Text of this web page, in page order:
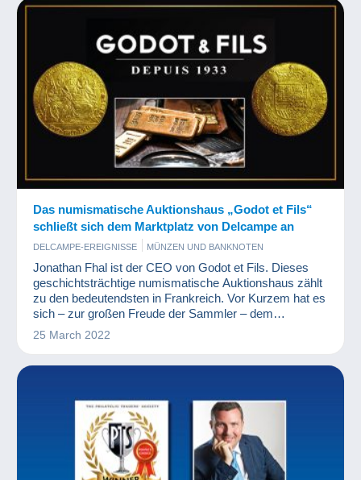
Das numismatische Auktionshaus „Godot et Fils“
schließt sich dem Marktplatz von Delcampe an
DELCAMPE-EREIGNISSE MÜNZEN UND BANKNOTEN
Jonathan Fhal ist der CEO von Godot et Fils. Dieses
geschichtsträchtige numismatische Auktionshaus zählt
zu den bedeutendsten in Frankreich. Vor Kurzem hat es
sich – zur großen Freude der Sammler – dem
Marktplatz von Delcampe angeschlossen. Wir freuen
25 March 2022